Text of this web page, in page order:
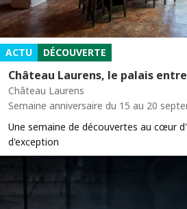
ACTU DÉCOUVERTE
Château Laurens, le palais
Château Laurens
Semaine anniversaire du 15 au 20
Une semaine de découvertes au cœur
d'exception